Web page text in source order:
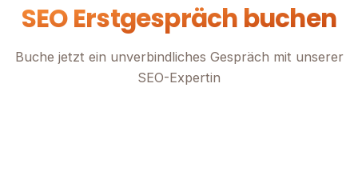
SEO Erstgespräch buchen
Buche jetzt ein unverbindliches Gespräch mit unserer
SEO-Expertin